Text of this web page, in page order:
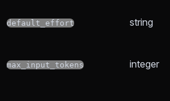
default_effort string
max_input_tokens integer